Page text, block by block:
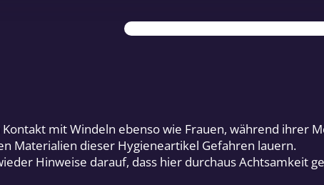
Öko-
Binden
mit Windeln ebenso wie Frauen, während ihrer
Materialien dieser Hygieneartikel Gefahren lauern.
Hinweise darauf, dass hier durchaus Achtsamkeit